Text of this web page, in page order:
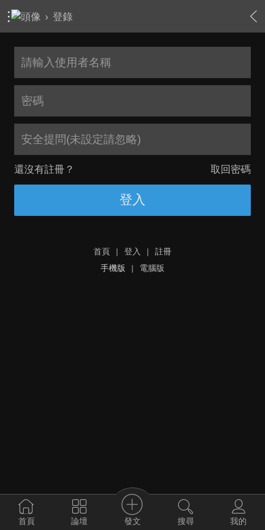
› 登錄
安全提問(未設定請忽略)
還沒有註冊？ 取回密碼
登入
首頁 | 登入 |
註冊
手機版
| 電腦版
首頁 論壇 發文 搜尋 我的